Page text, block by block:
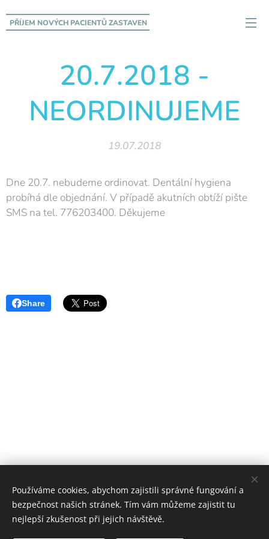
PŘÍJEM NOVÝCH PACIENTŮZASTAVEN
20.7.2018 -
NEORDINUJEME
19.07.2018
Dne 20.7. nebudeme ordinovat. Dentální hygiena
probíhá dle objednání. V případě akutních obtíží pište
SMS na tel. 776203400. Děkujeme
Share
Používáme cookies, abychom zajistili správné fungování a
bezpečnost našich stránek. Tím vám můžeme zajistit tu
nejlepší zkušenost při jejich návštěvě.